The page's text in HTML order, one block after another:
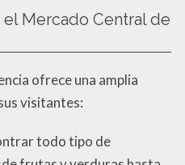
Mercado Central de
ofrece una amplia
visitantes:
todo tipo de